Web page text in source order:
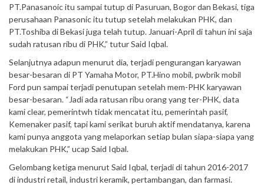
PT.Panasanoic itu sampai tutup di Pasuruan, Bogor dan Bekasi, tiga
perusahaan Panasonic itu tutup setelah melakukan PHK, dan
PT.Toshiba di Bekasi juga telah tutup. Januari-April di tahun ini saja
sudah ratusan ribu di PHK,” tutur Said Iqbal.
Selanjutnya adapun menurut dia, terjadi pengurangan karyawan
besar-besaran di PT Yamaha Motor, PT.Hino mobil, pwbrik mobil
Ford pun sampai terjadi penutupan setelah mem-PHK karyawan
besar-besaran. “Jadi ada ratusan ribu orang yang ter-PHK, data
kami clear, pemerintwh tidak mencatat itu, pemerintah pasif,
Kemenaker pasif, tapi kami serikat buruh aktif mendatanya, karena
kami punya anggota yang melaporkan setiap bulan siapa-siapa yang
melakukan PHK,” ucap Said Iqbal.
Gelombang ketiga menurut Said Iqbal, terjadi di tahun 2016-2017
di industri retail, industri keramik, pertambangan, dan farmasi.